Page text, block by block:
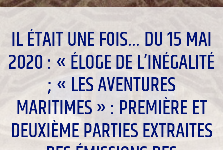
IL ÉTAIT UNE FOIS… DU 15 MAI
2020 : « ÉLOGE DE L’INÉGALITÉ
; « LES AVENTURES
MARITIMES » : PREMIÈRE ET
DEUXIÈME PARTIES EXTRAITES